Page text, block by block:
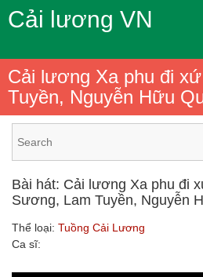
Cải lương VN
Cải lương Xa phu đi
Tuyền, Nguyễn Hữu
Bài hát: Cải lương Xa phu đi
Sương, Lam Tuyền, Nguyễn
Thể loại: Tuồng Cải Lương
Ca sĩ: